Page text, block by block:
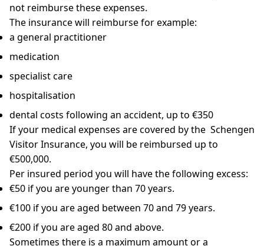
not reimburse these expenses.
The insurance will reimburse for example:
a general practitioner
medication
specialist care
hospitalisation
dental costs following an accident, up to €350
If your medical expenses are covered by the Schengen
Visitor Insurance, you will be reimbursed up to
€500,000.
Per insured period you will have the following excess:
€50 if you are younger than 70 years.
€100 if you are aged between 70 and 79 years.
€200 if you are aged 80 and above.
Sometimes there is a maximum amount or a